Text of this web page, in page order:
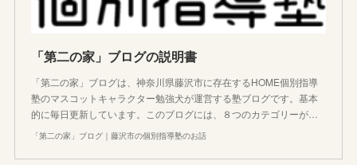
「第二の家」ブログの説明書
「第二の家」ブログは、神奈川県藤沢市に存在するHOME個別指導
塾のマスコットキャラクター勉強犬が運営する塾ブログです。基本
的に毎日更新しています。このブログには、８つのカテゴリーが…
「第二の家」ブログ｜藤沢市の個別指導塾のお話